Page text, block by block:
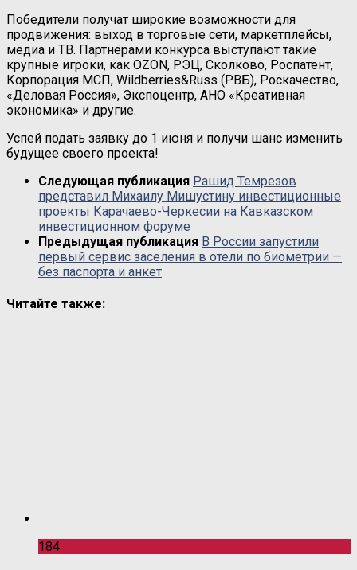
Победители получат широкие возможности для
продвижения: выход в торговые сети, маркетплейсы,
медиа и ТВ. Партнёрами конкурса выступают такие
крупные игроки, как OZON, РЭЦ, Сколково, Роспатент,
Корпорация МСП, Wildberries&Russ (РВБ), Роскачество,
«Деловая Россия», Экспоцентр, АНО «Креативная
экономика» и другие.
Успей подать заявку до 1 июня и получи шанс изменить
будущее своего проекта!
Следующая публикация Рашид Темрезов
представил Михаилу Мишустину инвестиционные
проекты Карачаево-Черкесии на Кавказском
инвестиционном форуме
Предыдущая публикация В России запустили
первый сервис заселения в отели по биометрии —
без паспорта и анкет
Читайте также:
184